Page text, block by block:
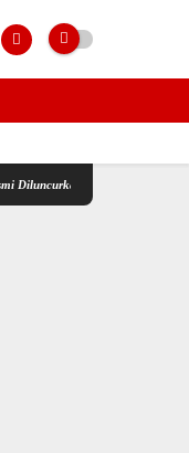
di HubFest 2026